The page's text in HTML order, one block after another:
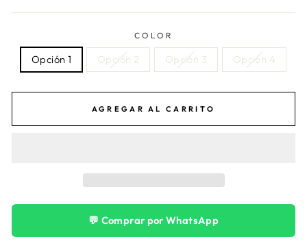
COLOR
Opción 1 Opción 2 Opción 3 Opción 4
AGREGAR AL CARRITO
💬 Comprar por WhatsApp